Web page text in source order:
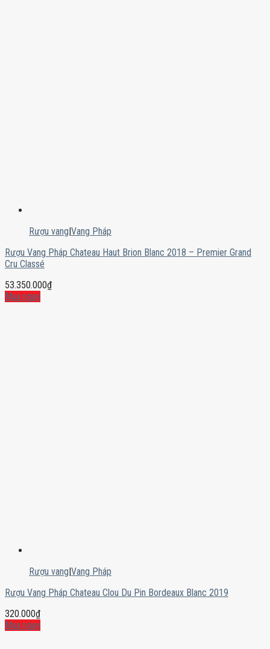
Rượu vang|Vang Pháp
Rượu Vang Pháp Chateau Haut Brion Blanc 2018 – Premier Grand
Cru Classé
53.350.000₫
Mua ngay
Rượu vang|Vang Pháp
Rượu Vang Pháp Chateau Clou Du Pin Bordeaux Blanc 2019
320.000₫
Mua ngay